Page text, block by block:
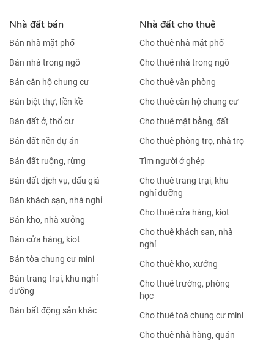
Nhà đất bán
Bán nhà mặt phố
Bán nhà trong ngõ
Bán căn hộ chung cư
Bán biệt thự, liền kề
Bán đất ở, thổ cư
Bán đất nền dự án
Bán đất ruộng, rừng
Bán đất dịch vụ, đấu giá
Bán khách sạn, nhà nghỉ
Bán kho, nhà xưởng
Bán cửa hàng, kiot
Bán tòa chung cư mini
Bán trang trại, khu nghỉ
dưỡng
Bán bất động sản khác
Nhà đất cho thuê
Cho thuê nhà mặt phố
Cho thuê nhà trong ngõ
Cho thuê văn phòng
Cho thuê căn hộ chung cư
Cho thuê mặt bằng, đất
Cho thuê phòng trọ, nhà trọ
Tìm người ở ghép
Cho thuê trang trại, khu
nghỉ dưỡng
Cho thuê cửa hàng, kiot
Cho thuê khách sạn, nhà
nghỉ
Cho thuê kho, xưởng
Cho thuê trường, phòng
học
Cho thuê toà chung cư mini
Cho thuê nhà hàng, quán